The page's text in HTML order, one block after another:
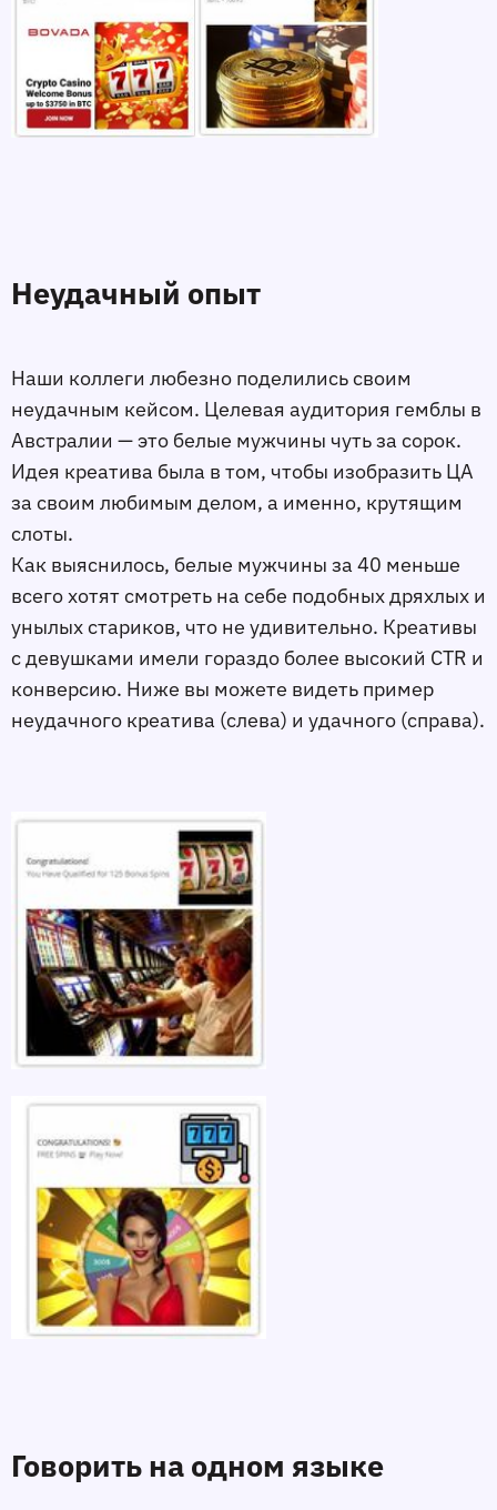
Неудачный опыт
Наши коллеги любезно поделились своим
неудачным кейсом. Целевая аудитория гемблы в
Австралии — это белые мужчины чуть за сорок.
Идея креатива была в том, чтобы изобразить ЦА
за своим любимым делом, а именно, крутящим
слоты.
Как выяснилось, белые мужчины за 40 меньше
всего хотят смотреть на себе подобных дряхлых и
унылых стариков, что не удивительно. Креативы
с девушками имели гораздо более высокий CTR и
конверсию. Ниже вы можете видеть пример
неудачного креатива (слева) и удачного (справа).
Говорить на одном языке